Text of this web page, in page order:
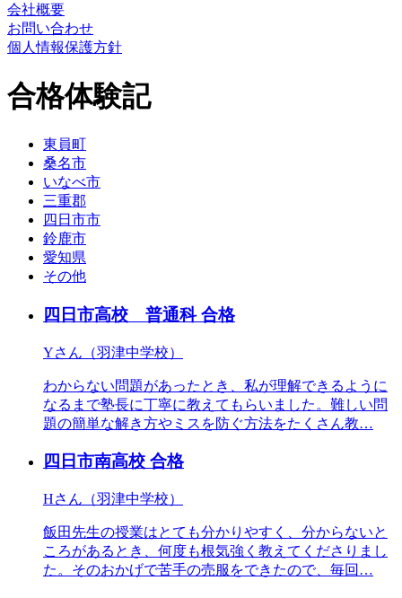
会社概要
お問い合わせ
個人情報保護方針
合格体験記
東員町
桑名市
いなべ市
三重郡
四日市市
鈴鹿市
愛知県
その他
四日市高校 普通科合格
Yさん（羽津中学校）
わからない問題があったとき、私が理解できるように
なるまで塾長に丁寧に教えてもらいました。難しい問
題の簡単な解き方やミスを防ぐ方法をたくさん教…
四日市南高校 合格
Hさん（羽津中学校）
飯田先生の授業はとても分かりやすく、分からないと
ころがあるとき、何度も根気強く教えてくださりまし
た。そのおかげで苦手の売服をできたので、毎回…